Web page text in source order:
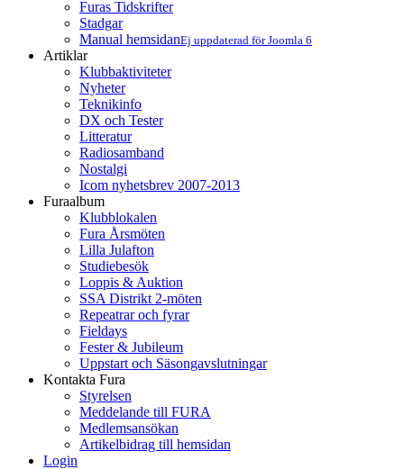
Furas Tidskrifter
Stadgar
Manual hemsidanEj uppdaterad för Joomla 6
Artiklar
Klubbaktiviteter
Nyheter
Teknikinfo
DX och Tester
Litteratur
Radiosamband
Nostalgi
Icom nyhetsbrev 2007-2013
Furaalbum
Klubblokalen
Fura Årsmöten
Lilla Julafton
Studiebesök
Loppis & Auktion
SSA Distrikt 2-möten
Repeatrar och fyrar
Fieldays
Fester & Jubileum
Uppstart och Säsongavslutningar
Kontakta Fura
Styrelsen
Meddelande till FURA
Medlemsansökan
Artikelbidrag till hemsidan
Login